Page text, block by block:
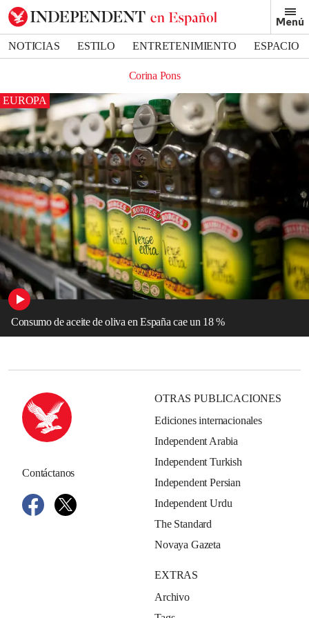
Menú
NOTICIAS ESTILO ENTRETENIMIENTO
ESPACIO
Corina Pons
EUROPA
Consumo de aceite de oliva en España cae un 18 %
Contáctanos
OTRAS PUBLICACIONES
Ediciones internacionales
Independent Arabia
Independent Turkish
Independent Persian
Independent Urdu
The Standard
Novaya Gazeta
EXTRAS
Archivo